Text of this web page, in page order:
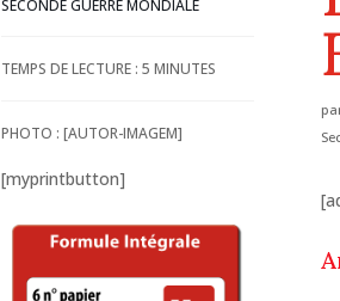
SECONDE GUERRE MONDIALE
TEMPS DE LECTURE : 5 MINUTES
PHOTO : [AUTOR-IMAGEM]
[myprintbutton]